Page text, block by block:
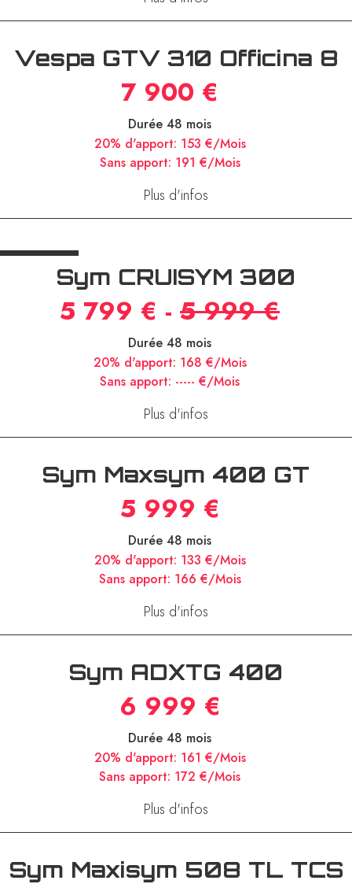
Vespa GTV 310 Officina 8
7 900 €
Durée 48 mois
20% d'apport: 153 €/Mois
Sans apport: 191 €/Mois
Plus d'infos
Sym CRUISYM 300
5 799 € - 5 999 €
Durée 48 mois
20% d'apport: 168 €/Mois
Sans apport: ----- €/Mois
Plus d'infos
Sym Maxsym 400 GT
5 999 €
Durée 48 mois
20% d'apport: 133 €/Mois
Sans apport: 166 €/Mois
Plus d'infos
Sym ADXTG 400
6 999 €
Durée 48 mois
20% d'apport: 161 €/Mois
Sans apport: 172 €/Mois
Plus d'infos
Sym Maxisym 508 TL TCS